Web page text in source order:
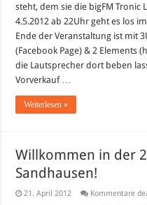
steht, dem sie die bigFM Tronic
4.5.2012 ab 22Uhr geht es los
Ende der Veranstaltung ist mit
(Facebook Page) & 2 Elements
die Lautsprecher dort beben
Vorverkauf …
Weiterlesen »
Willkommen in der
Sandhausen!
21. April 2012 Kommentare